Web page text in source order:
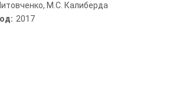
М.С. Калиберда
2017